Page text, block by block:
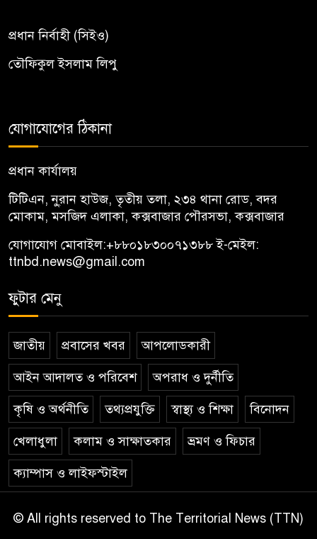
প্রধান নির্বাহী (সিইও)
তৌফিকুল ইসলাম লিপু
যোগাযোগের ঠিকানা
প্রধান কার্যালয়
টিটিএন, নু্রান হাউজ, তৃতীয় তলা, ২৩৪ থানা রোড, বদর
মোকাম, মসজিদ এলাকা, কক্সবাজার পৌরসভা, কক্সবাজার
যোগাযোগ মোবাইল:+৮৮০১৮৩০০৭১৩৮৮ই-মেইল:
ttnbd.news@gmail.com
ফুটার মেনু
জাতীয় প্রবাসের খবর আপলোডকারী
আইন আদালত ও পরিবেশ অপরাধ ও দুর্নীতি
কৃষি ও অর্থনীতি তথ্যপ্রযুক্তি স্বাস্থ্য ও শিক্ষা বিনোদন
খেলাধুলা কলাম ও সাক্ষাতকার ভ্রমণ ও ফিচার
ক্যাম্পাস ও লাইফস্টাইল
© All rights reserved to The Territorial News (TTN)